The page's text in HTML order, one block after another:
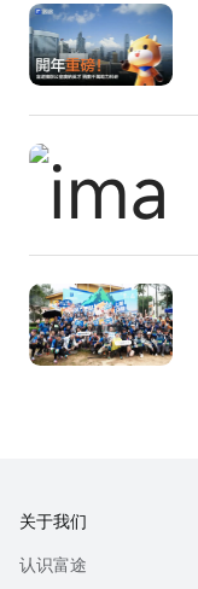
关于我们
认识富途